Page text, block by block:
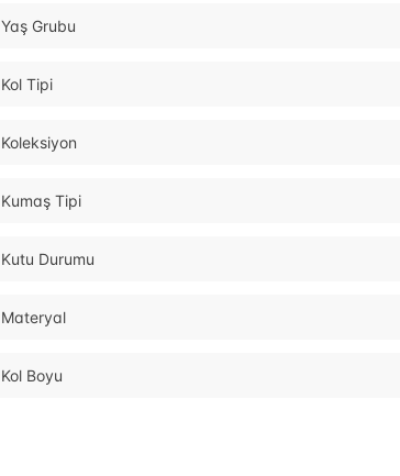
Yaş Grubu
Kol Tipi
Koleksiyon
Kumaş Tipi
Kutu Durumu
Materyal
Kol Boyu